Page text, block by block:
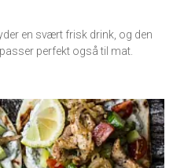
en svært frisk drink, og den
perfekt også til mat.